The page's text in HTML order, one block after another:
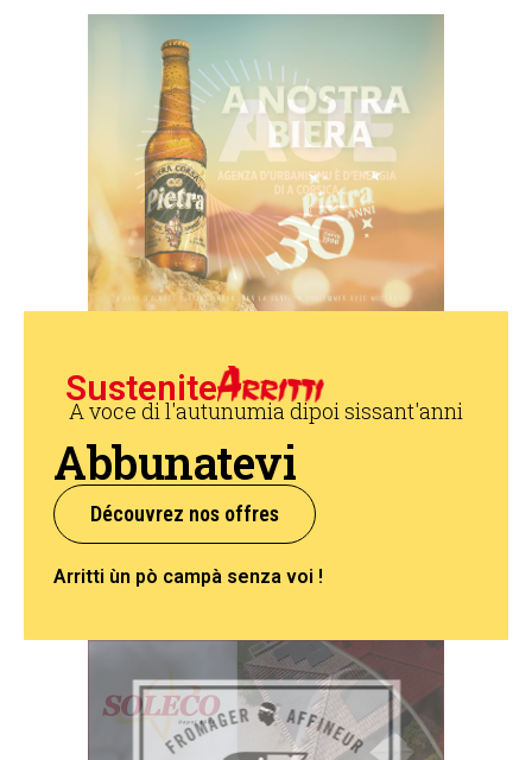
Sustenite
A voce di l'autunumia dipoi sissant'anni
Abbunatevi
Découvrez nos offres
Arritti ùn pò campà senza voi !